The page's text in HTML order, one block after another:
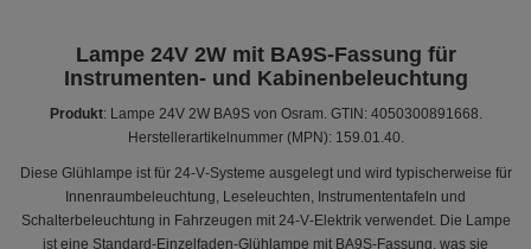
Lampe 24V 2W mit BA9S-Fassung für
Instrumenten- und Kabinenbeleuchtung
Produkt: Lampe 24V 2W BA9S von Osram. GTIN: 4050300891668.
Herstellerartikelnummer (MPN): 159.01.40.
Diese Glühlampe ist für 24‑V‑Systeme ausgelegt und wird typischerweise für
Innenraumbeleuchtung, Leseleuchten, Instrumententafeln und
Schalterbeleuchtung in Fahrzeugen mit 24‑V‑Elektrik verwendet. Die Lampe
ist eine Standard‑Einzelfaden‑Glühlampe mit BA9S‑Fassung, was sie